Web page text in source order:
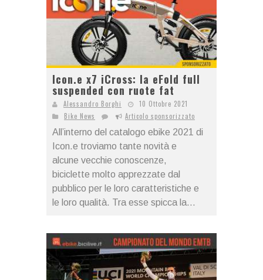
Icon.e x7 iCross: la eFold full
suspended con ruote fat
Alessandro Borghi
10 Ottobre 2021
Bike News
Articolo sponsorizzato
All’interno del catalogo ebike 2021 di
Icon.e troviamo tante novità e
alcune vecchie conoscenze,
biciclette molto apprezzate dal
pubblico per le loro caratteristiche e
le loro qualità. Tra esse spicca la...